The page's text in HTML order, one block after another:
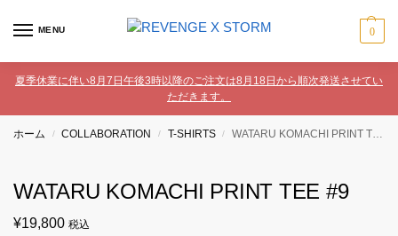
MENU 0
夏季休業に伴い8月7日午後3時以降のご注文は8月18日から順次発送させてい
ただきます。
ホーム / COLLABORATION / T-SHIRTS / WATARU KOMACHI PRINT TEE #9
WATARU KOMACHI PRINT TEE #9
¥19,800 税込